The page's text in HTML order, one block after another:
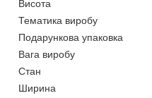
Висота
Тематика виробу
Подарункова упаковка
Вага виробу
Стан
Ширина